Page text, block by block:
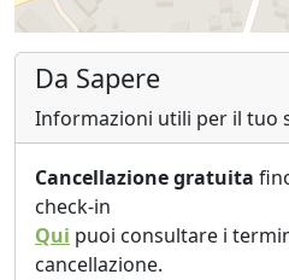
Da Sapere
Informazioni utili per il tuo
Cancellazione gratuita
check-in
Qui puoi consultare i
cancellazione.